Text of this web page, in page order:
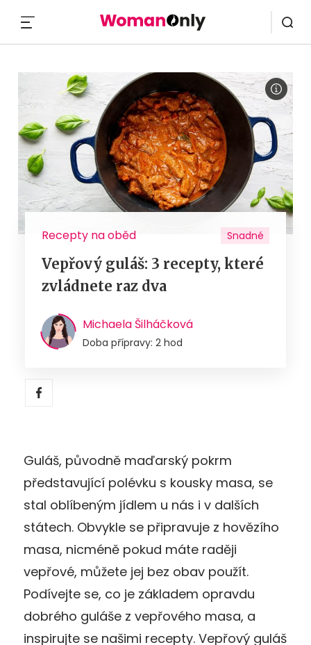
Recepty na oběd Snadné
Vepřový guláš: 3 recepty, které
zvládnete raz dva
Michaela Šilháčková
Doba přípravy: 2 hod
Guláš, původně maďarský pokrm
představující polévku s kousky masa, se
stal oblíbeným jídlem u nás i v dalších
státech. Obvykle se připravuje z hovězího
masa, nicméně pokud máte raději
vepřové, můžete jej bez obav použít.
Podívejte se, co je základem opravdu
dobrého guláše z vepřového masa, a
inspirujte se našimi recepty. Vepřový guláš